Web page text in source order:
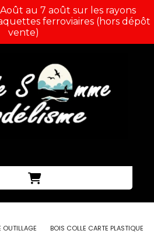
au 7 août sur les rayons
ferroviaires (hors dépôt
vente)
OUTILLAGE
BOIS COLLE CARTE PLASTIQUE